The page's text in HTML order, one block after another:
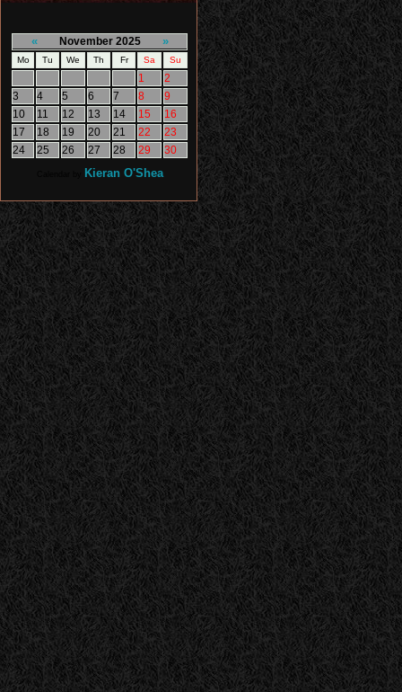
« November 2025 »
Mo Tu We Th Fr Sa Su
1
2
3
4 5 6 7 8
9
10
11 12 13 14 15
16
17
18 19 20 21 22
23
24
25 26 27 28 29 30
Kieran O'Shea